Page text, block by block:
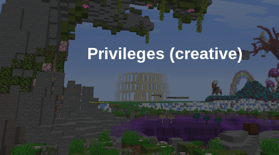
Privileges (creative)